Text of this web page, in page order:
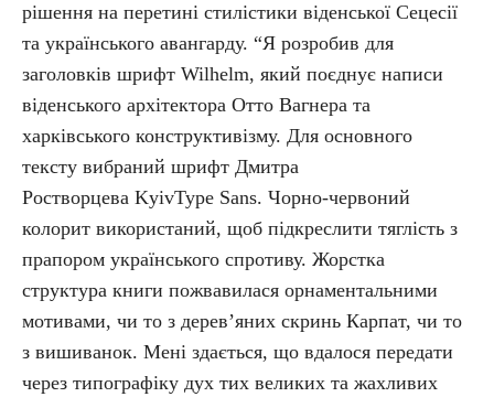
рішення на перетині стилістики віденської Сецесії
та українського авангарду. “Я розробив для
заголовків шрифт Wilhelm, який поєднує написи
віденського архітектора Отто Вагнера та
харківського конструктивізму. Для основного
тексту вибраний шрифт Дмитра
Ростворцева KyivType Sans. Чорно-червоний
колорит використаний, щоб підкреслити тяглість з
прапором українського спротиву. Жорстка
структура книги пожвавилася орнаментальними
мотивами, чи то з дерев’яних скринь Карпат, чи то
з вишиванок. Мені здається, що вдалося передати
через типографіку дух тих великих та жахливих